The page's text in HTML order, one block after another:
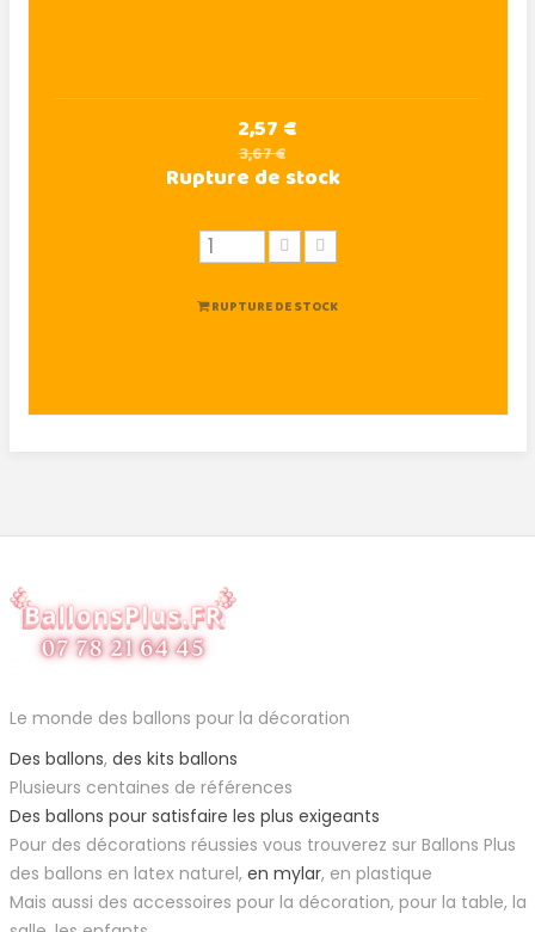
2,57 €
3,67 €
Rupture de stock
RUPTURE DE STOCK
Le monde des ballons pour la décoration
Des ballons, des kits ballons
Plusieurs centaines de références
Des ballons pour satisfaire les plus exigeants
Pour des décorations réussies vous trouverez sur Ballons Plus
des ballons en latex naturel, en mylar, en plastique
Mais aussi des accessoires pour la décoration, pour la table, la